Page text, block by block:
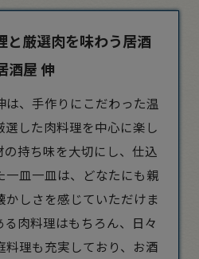
と厳選肉を味わう居酒
酒屋 伸
は、手作りにこだわった温
した肉料理を中心に楽し
持ち味を大切にし、仕込
一皿一皿は、どなたにも親
かしさを感じていただけま
肉料理はもちろん、日々
料理も充実しており、お酒